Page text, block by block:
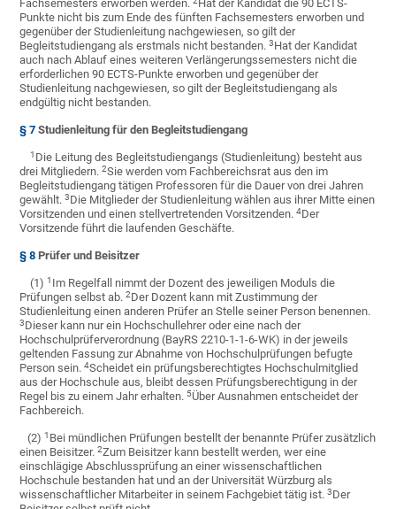
Fachsemesters erworben werden. Hat der Kandidat die 90 ECTS-
Punkte nicht bis zum Ende des fünften Fachsemesters erworben und
gegenüber der Studienleitung nachgewiesen, so gilt der
Begleitstudiengang als erstmals nicht bestanden.3Hat der Kandidat
auch nach Ablauf eines weiteren Verlängerungssemesters nicht die
erforderlichen 90 ECTS-Punkte erworben und gegenüber der
Studienleitung nachgewiesen, so gilt der Begleitstudiengang als
endgültig nicht bestanden.
§ 7 Studienleitung für den Begleitstudiengang
1 Die Leitung des Begleitstudiengangs (Studienleitung) besteht aus
drei Mitgliedern.2Sie werden vom Fachbereichsrat aus den im
Begleitstudiengang tätigen Professoren für die Dauer von drei Jahren
gewählt.3Die Mitglieder der Studienleitung wählen aus ihrer Mitte einen
Vorsitzenden und einen stellvertretenden Vorsitzenden.4Der
Vorsitzende führt die laufenden Geschäfte.
§ 8 Prüfer und Beisitzer
(1)1 Im Regelfall nimmt der Dozent des jeweiligen Moduls die
Prüfungen selbst ab.2Der Dozent kann mit Zustimmung der
Studienleitung einen anderen Prüfer an Stelle seiner Person benennen.
3Dieser kann nur ein Hochschullehrer oder eine nach der
Hochschulprüferverordnung (BayRS 2210-1-1-6-WK) in der jeweils
geltenden Fassung zur Abnahme von Hochschulprüfungen befugte
Person sein.4Scheidet ein prüfungsberechtigtes Hochschulmitglied
aus der Hochschule aus, bleibt dessen Prüfungsberechtigung in der
Regel bis zu einem Jahr erhalten. 5Über Ausnahmen entscheidet der
Fachbereich.
(2)1 Bei mündlichen Prüfungen bestellt der benannte Prüfer zusätzlich
einen Beisitzer.2Zum Beisitzer kann bestellt werden, wer eine
einschlägige Abschlussprüfung an einer wissenschaftlichen
Hochschule bestanden hat und an der Universität Würzburg als
wissenschaftlicher Mitarbeiter in seinem Fachgebiet tätig ist.3Der